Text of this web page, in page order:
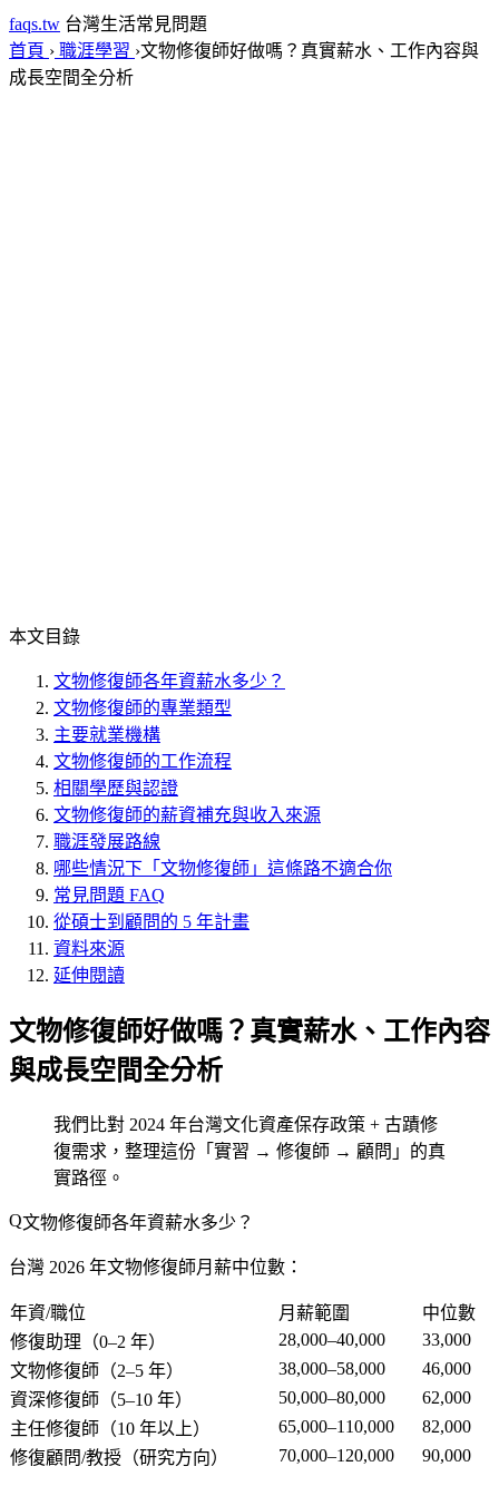
faqs.tw 台灣生活常見問題
首頁 › 職涯學習 ›文物修復師好做嗎？真實薪水、工作內容與
成長空間全分析
本文目錄
文物修復師各年資薪水多少？
文物修復師的專業類型
主要就業機構
文物修復師的工作流程
相關學歷與認證
文物修復師的薪資補充與收入來源
職涯發展路線
哪些情況下「文物修復師」這條路不適合你
常見問題 FAQ
從碩士到顧問的 5 年計畫
資料來源
延伸閱讀
文物修復師好做嗎？真實薪水、工作內容
與成長空間全分析
我們比對 2024 年台灣文化資產保存政策 + 古蹟修
復需求，整理這份「實習 → 修復師 → 顧問」的真
實路徑。
文物修復師各年資薪水多少？
台灣 2026 年文物修復師月薪中位數：
年資/職位 月薪範圍
中位數
修復助理（0–2 年）
28,000–40,000
33,000
文物修復師（2–5 年）
38,000–58,000
46,000
資深修復師（5–10 年）
50,000–80,000
62,000
主任修復師（10 年以上）
65,000–110,000
82,000
修復顧問/教授（研究方向）
70,000–120,000 90,000